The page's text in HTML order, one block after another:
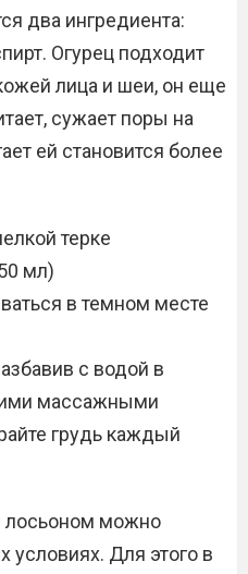
два ингредиента:
Огурец подходит
лица и шеи, он еще
сужает поры на
ей становится более
терке
мл)
в темном месте
с водой в
массажными
грудь каждый
можно
условиях. Для этого в